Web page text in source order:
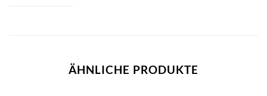
ÄHNLICHE PRODUKTE